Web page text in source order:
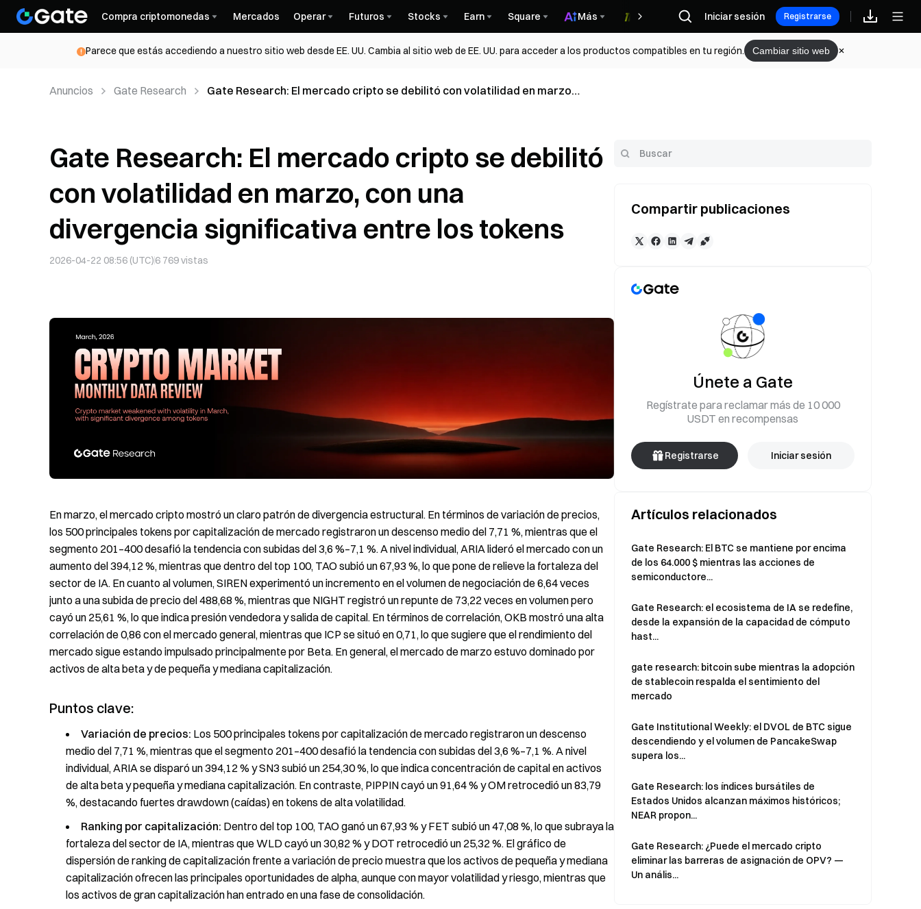
Compra criptomonedas Mercados Operar Futuros Stocks Earn Square Más Recompensas
Iniciar sesión Registrarse
Parece que estás accediendo a nuestro sitio web desde EE. UU. Cambia al sitio web de EE. UU. para acceder a los productos compatibles en tu región. Cambiar sitio web
Anuncios Gate Research
Gate Research: El mercado cripto se debilitó con volatilidad en marzo,
Gate Research: El mercado cripto se debilitó
con volatilidad en marzo, con una
divergencia significativa entre los tokens
2026-04-22 08:56 (UTC)6 769vistas
En marzo, el mercado cripto mostró un claro patrón de divergencia estructural. En términos de variación de precios,
los 500 principales tokens por capitalización de mercado registraron un descenso medio del 7,71 %, mientras que el
segmento 201–400 desafió la tendencia con subidas del 3,6 %–7,1 %. A nivel individual, ARIA lideró el mercado con un
aumento del 394,12 %, mientras que dentro del top 100, TAO subió un 67,93 %, lo que pone de relieve la fortaleza del
sector de IA. En cuanto al volumen, SIREN experimentó un incremento en el volumen de negociación de 6,64 veces
junto a una subida de precio del 488,68 %, mientras que NIGHT registró un repunte de 73,22 veces en volumen pero
cayó un 25,61 %, lo que indica presión vendedora y salida de capital. En términos de correlación, OKB mostró una alta
correlación de 0,86 con el mercado general, mientras que ICP se situó en 0,71, lo que sugiere que el rendimiento del
mercado sigue estando impulsado principalmente por Beta. En general, el mercado de marzo estuvo dominado por
activos de alta beta y de pequeña y mediana capitalización.
Puntos clave:
Variación de precios: Los 500 principales tokens por capitalización de mercado registraron un descenso
medio del 7,71 %, mientras que el segmento 201–400 desafió la tendencia con subidas del 3,6 %–7,1 %. A nivel
individual, ARIA se disparó un 394,12 % y SN3 subió un 254,30 %, lo que indica concentración de capital en activos
de alta beta y pequeña y mediana capitalización. En contraste, PIPPIN cayó un 91,64 % y OM retrocedió un 83,79
%, destacando fuertes drawdown (caídas) en tokens de alta volatilidad.
Ranking por capitalización: Dentro del top 100, TAO ganó un 67,93 % y FET subió un 47,08 %, lo que subraya la
fortaleza del sector de IA, mientras que WLD cayó un 30,82 % y DOT retrocedió un 25,32 %. El gráfico de
dispersión de ranking de capitalización frente a variación de precio muestra que los activos de pequeña y mediana
capitalización ofrecen las principales oportunidades de alpha, aunque con mayor volatilidad y riesgo, mientras que
los activos de gran capitalización han entrado en una fase de consolidación.
Compartir publicaciones
Únete a Gate
Regístrate para reclamar más de 10 000
USDT en recompensas
Registrarse Iniciar sesión
Artículos relacionados
Gate Research: El BTC se mantiene por encima
de los 64.000 $ mientras las acciones de
semiconductore...
Gate Research: el ecosistema de IA se redefine,
desde la expansión de la capacidad de cómputo
hast...
gate research: bitcoin sube mientras la adopción
de stablecoin respalda el sentimiento del
mercado
Gate Institutional Weekly: el DVOL de BTC sigue
descendiendo y el volumen de PancakeSwap
supera los...
Gate Research: los índices bursátiles de
Estados Unidos alcanzan máximos históricos;
NEAR propon...
Gate Research: ¿Puede el mercado cripto
eliminar las barreras de asignación de OPV? —
Un anális...